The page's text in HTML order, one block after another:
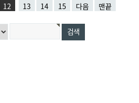
12 13 14 15 다음 맨끝